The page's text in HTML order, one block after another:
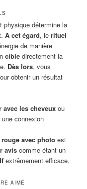
physique détermine la
À cet égard, lerituel
de manière
cible directement la
Dès lors, vous
obtenir un résultat
avec les cheveuxou
connexion
avec photoest
aviscomme étant un
extrêmement efficace.
AIMÉ